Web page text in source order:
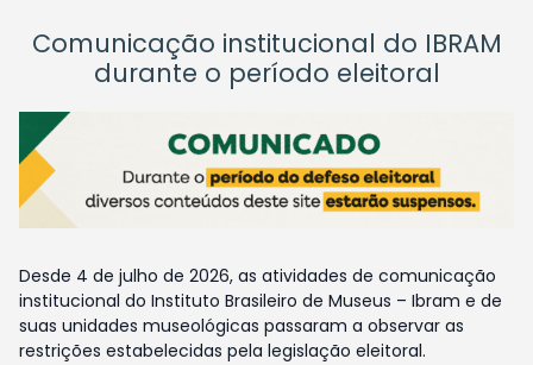
Comunicação institucional do IBRAM
durante o período eleitoral
Desde 4 de julho de 2026, as atividades de comunicação
institucional do Instituto Brasileiro de Museus – Ibram e de
suas unidades museológicas passaram a observar as
restrições estabelecidas pela legislação eleitoral.